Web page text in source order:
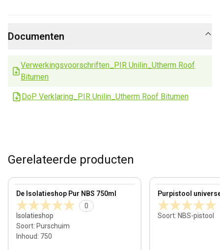
Documenten
Verwerkingsvoorschriften_PIR Unilin_Utherm Roof
Bitumen
DoP Verklaring_PIR Unilin_Utherm Roof Bitumen
Gerelateerde producten
De Isolatieshop Pur NBS 750ml
0
Isolatieshop
Soort: Purschuim
Inhoud: 750
View product Purpistool
Soort: NBS-pistool
View product